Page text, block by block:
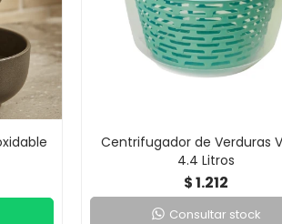
Centrifugador de Verduras
4.4 Litros
$1.212
Consultar stock